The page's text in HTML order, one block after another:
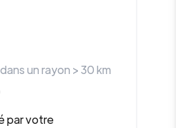
un rayon >30km
par votre